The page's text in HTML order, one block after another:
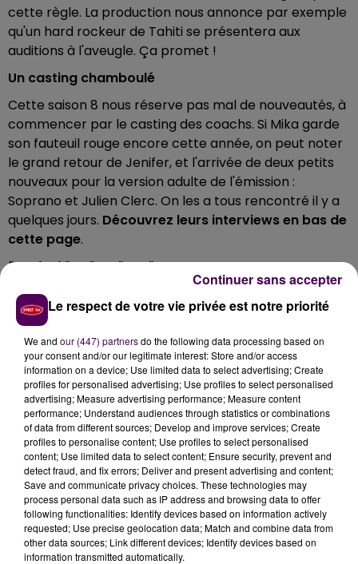
cette règle. La production nous annonce par exemple
qu'un hard rockeur de Tahiti se présentera aux
auditions à l'aveugle. Ça promet !
Un casting chamboulé
Cette saison 8 nous réserve pas mal de nouveautés, à
commencer par le casting des coachs. Si Mika garde
son fauteuil rouge encore cette année, on peut noter
le grand retour de Jenifer, et l'arrivée de deux petits
nouveaux pour la version adulte de l'émission :
Soprano et Julien Clerc. On les a tous rencontré il y a
quelques jours. Découvrez leurs interviews en bas de
cette page.
"Le Block"et"Les "K.O."
En ce qui concerne la mécanique du jeu, la production
a ajouté"Le Block"dans l'épreuve des auditions à
l'aveugle avec trois petits boutons (en plus de célèbre
buzzer rouge). Ces boutons empêcheront les coachs
concurrents d'être choisis par un talent. La deuxième
étape s'appellera désormais"Les K.O.". Les coachs
devront y ré-auditionner leur équipe de candidats et
devront se séparer de talents. Vivement samedi 21h
sur TF1 !
En partenariat avec Sweet FM et Les Indés Radios.
Le respect de votre vie privée est notre priorité
We and our (447) partnersdo the following data processing based on
your consent and/or our legitimate interest: Store and/or access
information on a device; Use limited data to select advertising; Create
profiles for personalised advertising; Use profiles to select personalised
advertising; Measure advertising performance; Measure content
performance; Understand audiences through statistics or combinations
of data from different sources; Develop and improve services; Create
profiles to personalise content; Use profiles to select personalised
content; Use limited data to select content; Ensure security, prevent and
detect fraud, and fix errors; Deliver and present advertising and content;
Save and communicate privacy choices. These technologies may
process personal data such as IP address and browsing data to offer
following functionalities: Identify devices based on information actively
requested; Use precise geolocation data; Match and combine data from
other data sources; Link different devices; Identify devices based on
information transmitted automatically.
Continuer sans accepter